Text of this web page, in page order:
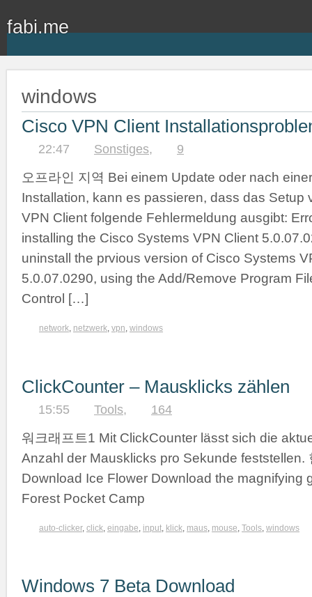
fabi.me
windows
Cisco VPN Client
22:47 Sonstiges, 9
오프라인 지역 Bei einem Update oder nach
Installation, kann es passieren, dass das Setup
VPN Client folgende Fehlermeldung ausgibt:
installing the Cisco Systems VPN Client
uninstall the prvious version of Cisco Systems
5.0.07.0290, using the Add/Remove Program
Control […]
network, netzwerk, vpn, windows
ClickCounter – Mausklicks zählen
15:55 Tools, 164
워크래프트1 Mit ClickCounter lässt sich die
Anzahl der Mausklicks pro Sekunde feststellen.
Download Ice Flower Download the magnifying
Forest Pocket Camp
auto-clicker, click eingabe input klick maus mouse Tools windows
Windows 7 Beta Download